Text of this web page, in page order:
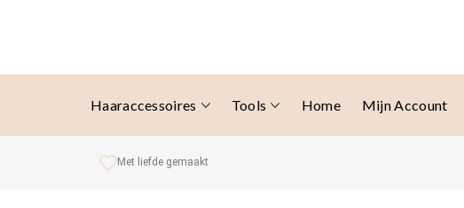
Haaraccessoires Tools Home Mijn Account
Met liefde gemaakt